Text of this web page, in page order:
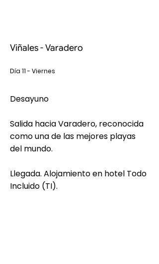
Viñales - Varadero
Día 11 - Viernes
Desayuno
Salida hacia Varadero, reconocida
como una de las mejores playas
del mundo.
Llegada. Alojamiento en hotel Todo
Incluido (TI).